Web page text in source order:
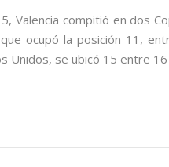
Valencia compitió en dos
ocupó la posición 11,
Unidos, se ubicó 15 entre